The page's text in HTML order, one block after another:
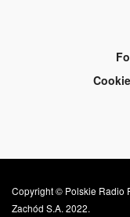
Copyright © Polskie Radio
Zachód S.A. 2022.